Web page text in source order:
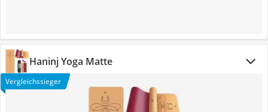
Haninj Yoga Matte
Vergleichssieger